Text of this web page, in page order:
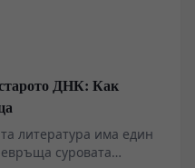
ДНК: Как
литература има един
суровата